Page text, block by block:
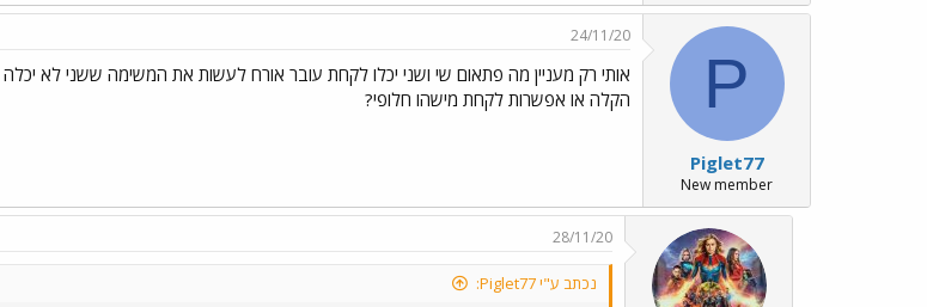
P
Piglet77
New member
24/11/20
אותי רק מעניין מה פתאום שי ושני יכלו לקחת עובר אורח לעשות את המשימה ששני לא
הקלה או אפשרות לקחת מישהו חלופי?
28/11/20
נכתב ע"י Piglet77: